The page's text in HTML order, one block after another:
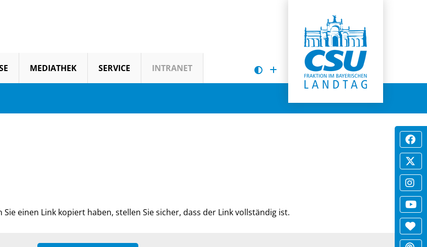
MEDIATHEK SERVICE INTRANET
einen Link kopiert haben, stellen Sie sicher, dass der Link vollständig ist.